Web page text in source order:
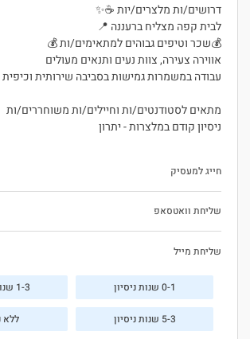
דרושים/ות מלצרים/יות ☕✨
לבית קפה מצליח ברעננה 📍
💰שכר וטיפים גבוהים למתאימים/ות 💰
אווירה צעירה, צוות נעים ותנאים מעולים
עבודה במשמרות גמישות בסביבה שירותית וכיפית
מתאים לסטודנטים/ות וחיילים/ות משוחררים/ות
ניסיון קודם במלצרות - יתרון
חייג למעסיק
שליחת וואטסאפ
שליחת מייל
0-1 שנות ניסיון 1-3 שנות ניסיון
5-3 שנות ניסיון ללא
היי, אני
ג'וב